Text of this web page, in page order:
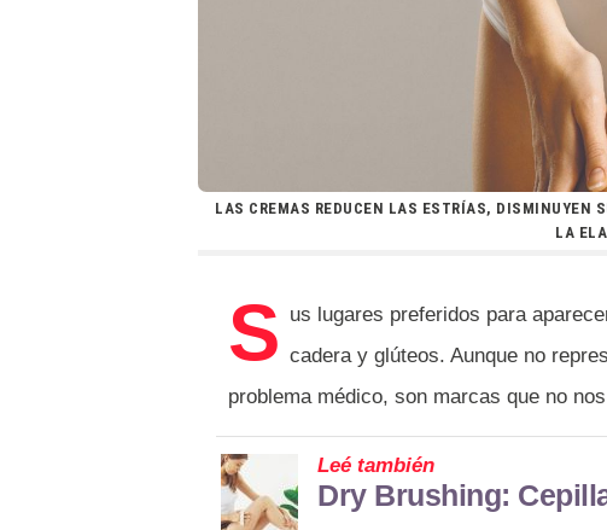
LAS CREMAS REDUCEN LAS ESTRÍAS, DISMINUYEN
LA
S us lugares preferidos para
cadera y glúteos. Aunque no
problema médico, son marcas que no
Leé también
Dry Brushing: